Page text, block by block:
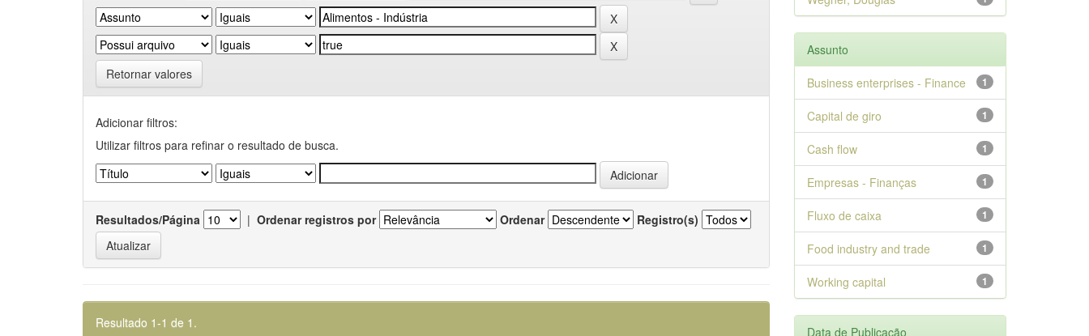
Retornar valores
Adicionar filtros:
Utilizar filtros para refinar o resultado de busca.
Resultados/Página | Ordenar registros por Ordenar Registro(s)
Resultado 1-1 de 1.
Assunto
1
Business enterprises - Finance
1
Capital de giro
1
Cash flow
1
Empresas - Finanças
1
Fluxo de caixa
1
Food industry and trade
1
Working capital
Data de Publicação